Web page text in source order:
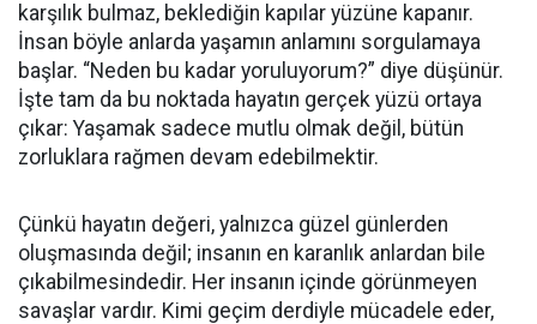
karşılık bulmaz, beklediğin kapılar yüzüne kapanır.
İnsan böyle anlarda yaşamın anlamını sorgulamaya
başlar. “Neden bu kadar yoruluyorum?” diye düşünür.
İşte tam da bu noktada hayatın gerçek yüzü ortaya
çıkar: Yaşamak sadece mutlu olmak değil, bütün
zorluklara rağmen devam edebilmektir.
Çünkü hayatın değeri, yalnızca güzel günlerden
oluşmasında değil; insanın en karanlık anlardan bile
çıkabilmesindedir. Her insanın içinde görünmeyen
savaşlar vardır. Kimi geçim derdiyle mücadele eder,